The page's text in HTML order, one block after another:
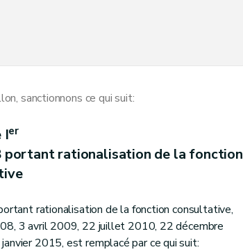
sanctionnons ce qui suit:
Ier
portant rationalisation de la fonction
rationalisation de la fonction consultative,
3 avril 2009, 22 juillet 2010, 22 décembre
2015, est remplacé par ce qui suit: